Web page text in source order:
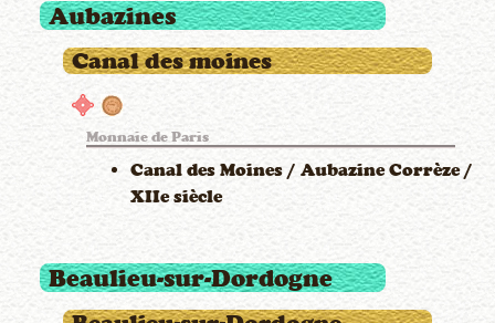
Aubazines
Canal des moines
Monnaie de Paris
Canal des Moines / Aubazine Corrèze /
XIIe siècle
Beaulieu-sur-Dordogne